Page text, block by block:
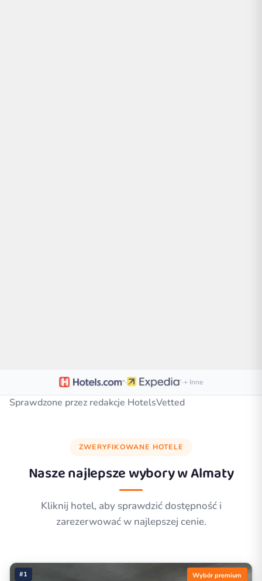
· ·+ Inne
Sprawdzone przez redakcje HotelsVetted
ZWERYFIKOWANE HOTELE
Nasze najlepsze wybory wAlmaty
Kliknij hotel, aby sprawdzić dostępność i
zarezerwować w najlepszej cenie.
#1 Wybór premium